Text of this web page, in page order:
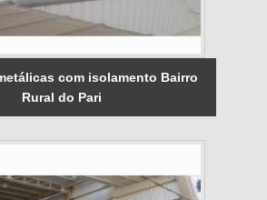
com isolamento Bairro
Rural do Pari